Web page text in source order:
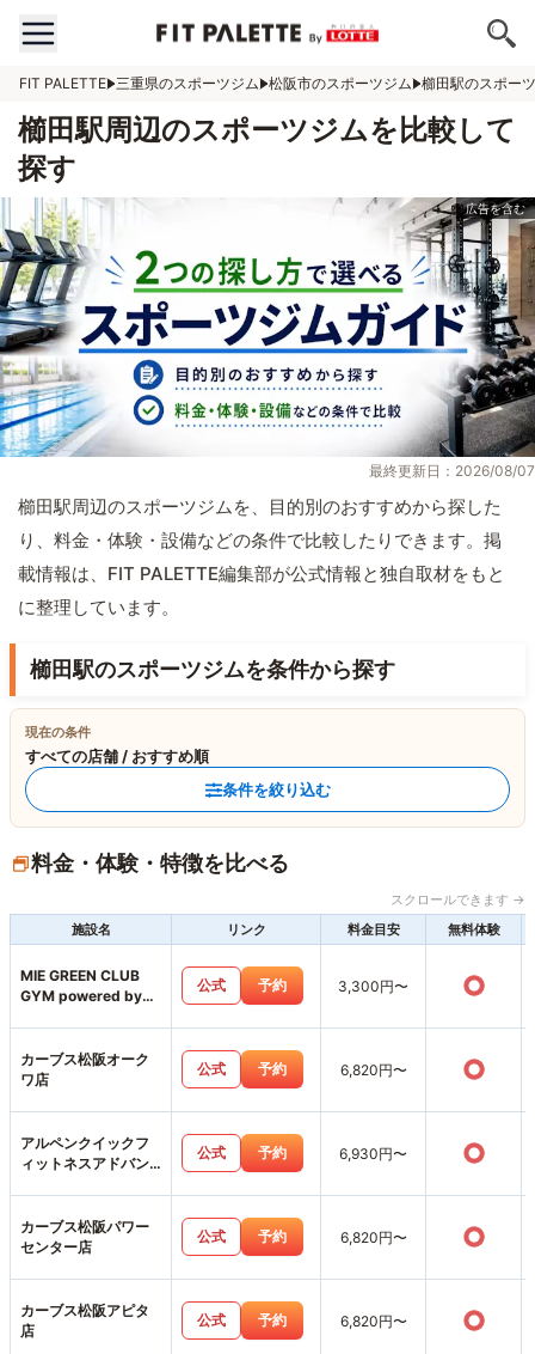
FIT PALETTE 三重県のスポーツジム 松阪市のスポーツジム 櫛田駅のスポー
櫛田駅周辺のスポーツジムを比較して
探す
最終更新日：2026/08/07
櫛田駅周辺のスポーツジムを、目的別のおすすめから探した
り、料金・体験・設備などの条件で比較したりできます。掲
載情報は、FIT PALETTE編集部が公式情報と独自取材をもと
に整理しています。
櫛田駅のスポーツジムを条件から探す
現在の条件
すべての店舗 / おすすめ順
条件を絞り込む
料金・体験・特徴を比べる
スクロールできます →
施設名
リンク 料金目安 無料体験
MIE GREEN CLUB
GYM powered by
公式 予約 3,300円〜 ○
カーブス松阪オーク
ワ店
公式 予約 6,820円〜 ○
アルペンクイックフ
ィットネスアドバン
公式 予約 6,930円〜 ○
カーブス松阪パワー
センター店
公式 予約 6,820円〜 ○
カーブス松阪アピタ
店
公式 予約 6,820円〜 ○